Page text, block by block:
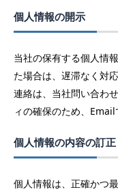
個人情報の開示
当社の保有する個人情
た場合は、遅滞なく対
連絡は、当社問い合わ
ィの確保のため、Email
個人情報の内容の訂
個人情報は、正確かつ